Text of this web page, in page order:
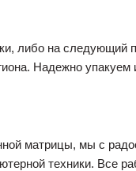
либо на
Надежно
матрицы, мы с
техники. Все